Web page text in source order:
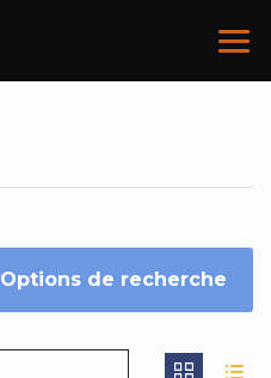
Options de recherche